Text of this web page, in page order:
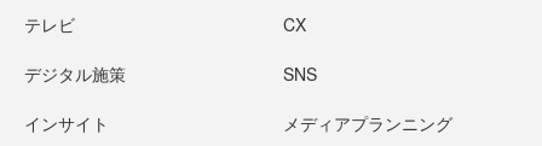
テレビ CX
デジタル施策 SNS
インサイト メディアプランニング